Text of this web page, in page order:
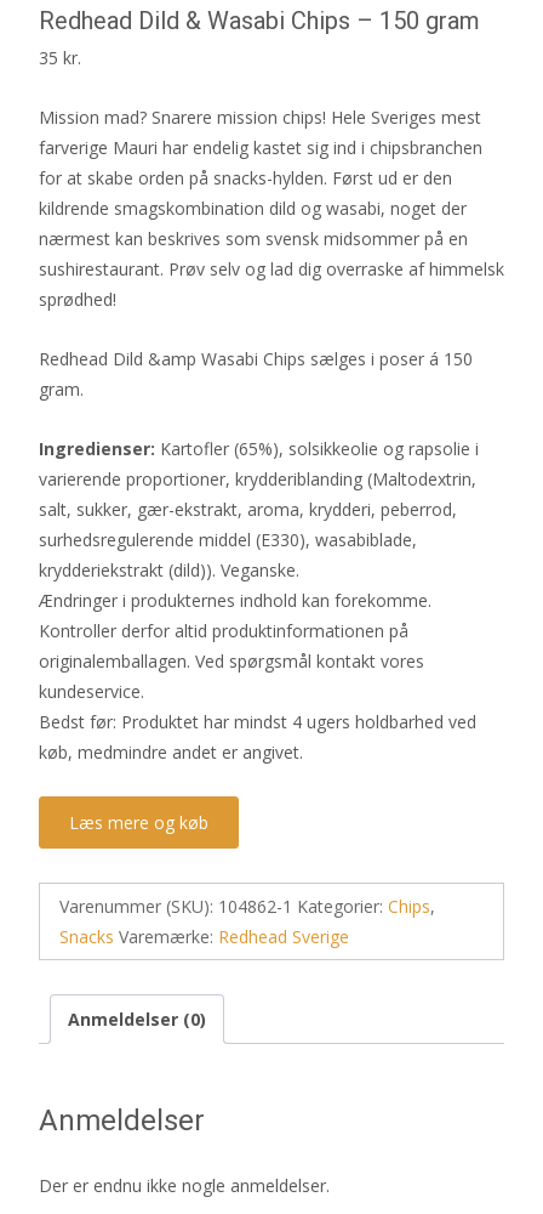
Redhead Dild & Wasabi Chips – 150 gram
35 kr.
Mission mad? Snarere mission chips! Hele Sveriges mest
farverige Mauri har endelig kastet sig ind i chipsbranchen
for at skabe orden på snacks-hylden. Først ud er den
kildrende smagskombination dild og wasabi, noget der
nærmest kan beskrives som svensk midsommer på en
sushirestaurant. Prøv selv og lad dig overraske af himmelsk
sprødhed!
Redhead Dild &amp Wasabi Chips sælges i poser á 150
gram.
Ingredienser: Kartofler (65%), solsikkeolie og rapsolie i
varierende proportioner, krydderiblanding (Maltodextrin,
salt, sukker, gær-ekstrakt, aroma, krydderi, peberrod,
surhedsregulerende middel (E330), wasabiblade,
krydderiekstrakt (dild)). Veganske.
Ændringer i produkternes indhold kan forekomme.
Kontroller derfor altid produktinformationen på
originalemballagen. Ved spørgsmål kontakt vores
kundeservice.
Bedst før: Produktet har mindst 4 ugers holdbarhed ved
køb, medmindre andet er angivet.
Læs mere og køb
Varenummer (SKU): 104862-1 Kategorier: Chips,
Snacks Varemærke: Redhead Sverige
Anmeldelser (0)
Anmeldelser
Der er endnu ikke nogle anmeldelser.